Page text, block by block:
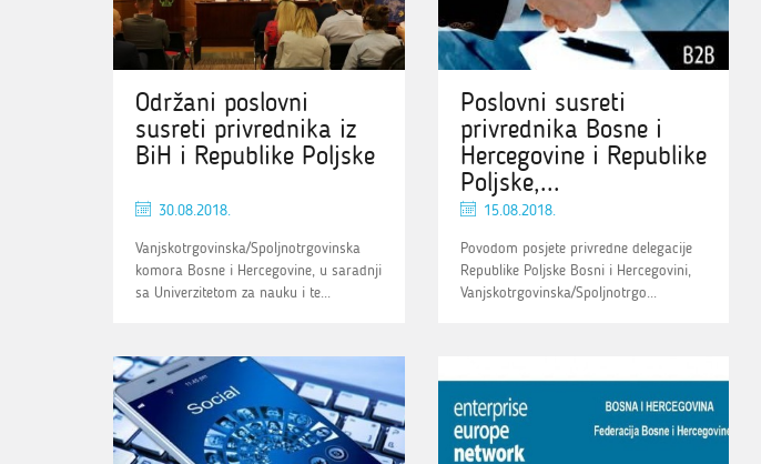
Održani poslovni
susreti privrednika iz
BiH i Republike Poljske
30.08.2018.
Vanjskotrgovinska/Spoljnotrgovinska
komora Bosne i Hercegovine, u saradnji
sa Univerzitetom za nauku i te...
Poslovni susreti
privrednika Bosne i
Hercegovine i Republike
Poljske,...
15.08.2018.
Povodom posjete privredne delegacije
Republike Poljske Bosni i Hercegovini,
Vanjskotrgovinska/Spoljnotrgo...